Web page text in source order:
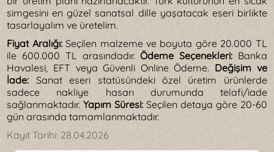
simgesini en güzel sanatsal dille yaşatacak eseri birlikte
tasarlayalım ve üretelim.
Fiyat Aralığı:Seçilen malzeme ve boyuta göre 20.000 TL
ile 600.000 TL arasındadır. Ödeme Seçenekleri: Banka
Havalesi, EFT veya Güvenli Online Ödeme. Değişim ve
İade: Sanat eseri statüsündeki özel üretim ürünlerde
sadece nakliye hasarı durumunda telafi/iade
sağlanmaktadır. Yapım Süresi: Seçilen detaya göre 20-60
gün arasında tamamlanmaktadır.
Kayıt Tarihi: 28.04.2026